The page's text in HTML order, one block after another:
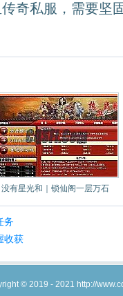
奇私服，需要坚
没有星光和｜锁仙阁一层万石
务
收获
© 2019 - 2021 http://